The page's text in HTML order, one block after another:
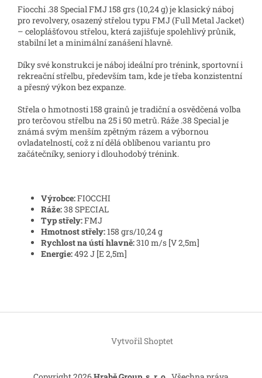
Fiocchi .38 Special FMJ 158 grs (10,24 g) je klasický náboj
pro revolvery, osazený střelou typu FMJ (Full Metal Jacket)
– celoplášťovou střelou, která zajišťuje spolehlivý průnik,
stabilní let a minimální zanášení hlavně.
Díky své konstrukci je náboj ideální pro trénink, sportovní i
rekreační střelbu, především tam, kde je třeba konzistentní
a přesný výkon bez expanze.
Střela o hmotnosti 158 grainů je tradiční a osvědčená volba
pro terčovou střelbu na 25 i 50 metrů. Ráže .38 Special je
známá svým menším zpětným rázem a výbornou
ovladatelností, což z ní dělá oblíbenou variantu pro
začátečníky, seniory i dlouhodobý trénink.
Výrobce:FIOCCHI
Ráže:38 SPECIAL
Typ střely:FMJ
Hmotnost střely:158 grs/10,24 g
Rychlost na ústí hlavně:310 m/s [V 2,5m]
Energie:492 J [E 2,5m]
Z
Vytvořil Shoptet